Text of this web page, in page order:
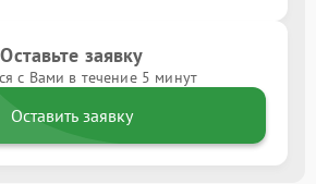
Оставьте заявку
с Вами в течение 5 минут
Оставить заявку